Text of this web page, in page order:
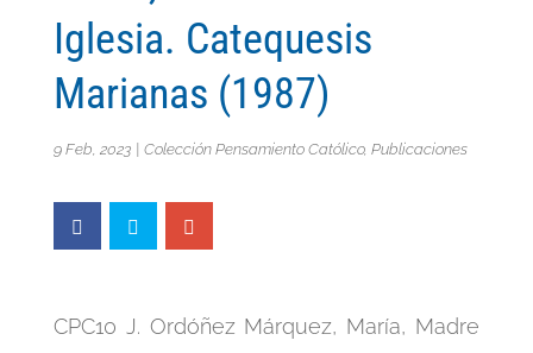
Iglesia. Catequesis
Marianas (1987)
9 Feb, 2023 Colección Pensamiento Católico, Publicaciones
CPC10 J. Ordóñez Márquez, María, Madre